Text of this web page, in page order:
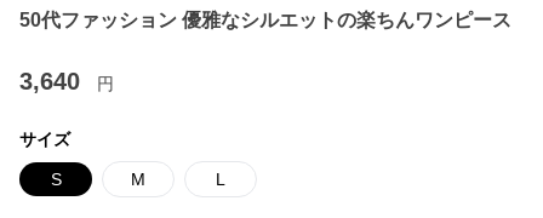
50代ファッション 優雅なシルエットの楽ちんワンピース
3,640 円
サイズ
S M L